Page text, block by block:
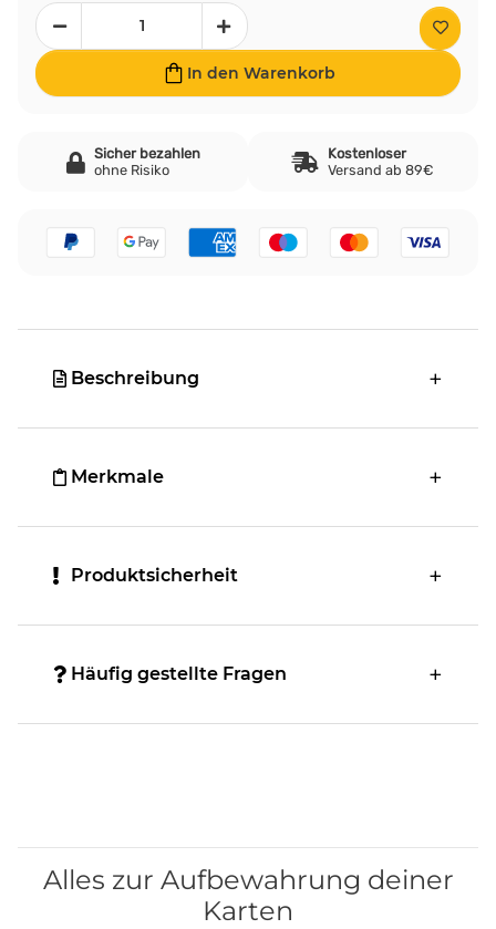
In den Warenkorb
Sicher bezahlen
ohne Risiko
Kostenloser
Versand ab 89€
Beschreibung
Merkmale
Produktsicherheit
Häufig gestellte Fragen
Alles zur Aufbewahrung deiner
Karten